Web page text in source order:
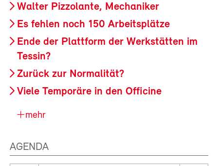
Walter Pizzolante, Mechaniker
Es fehlen noch 150 Arbeitsplätze
Ende der Plattform der Werkstätten im
Tessin?
Zurück zur Normalität?
Viele Temporäre in den Officine
mehr
AGENDA